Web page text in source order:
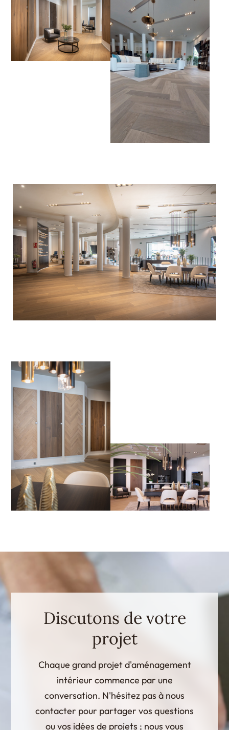
Discutons de votre
projet
Chaque grand projet d'aménagement
intérieur commence par une
conversation. N'hésitez pas à nous
contacter pour partager vos questions
ou vos idées de projets ; nous vous